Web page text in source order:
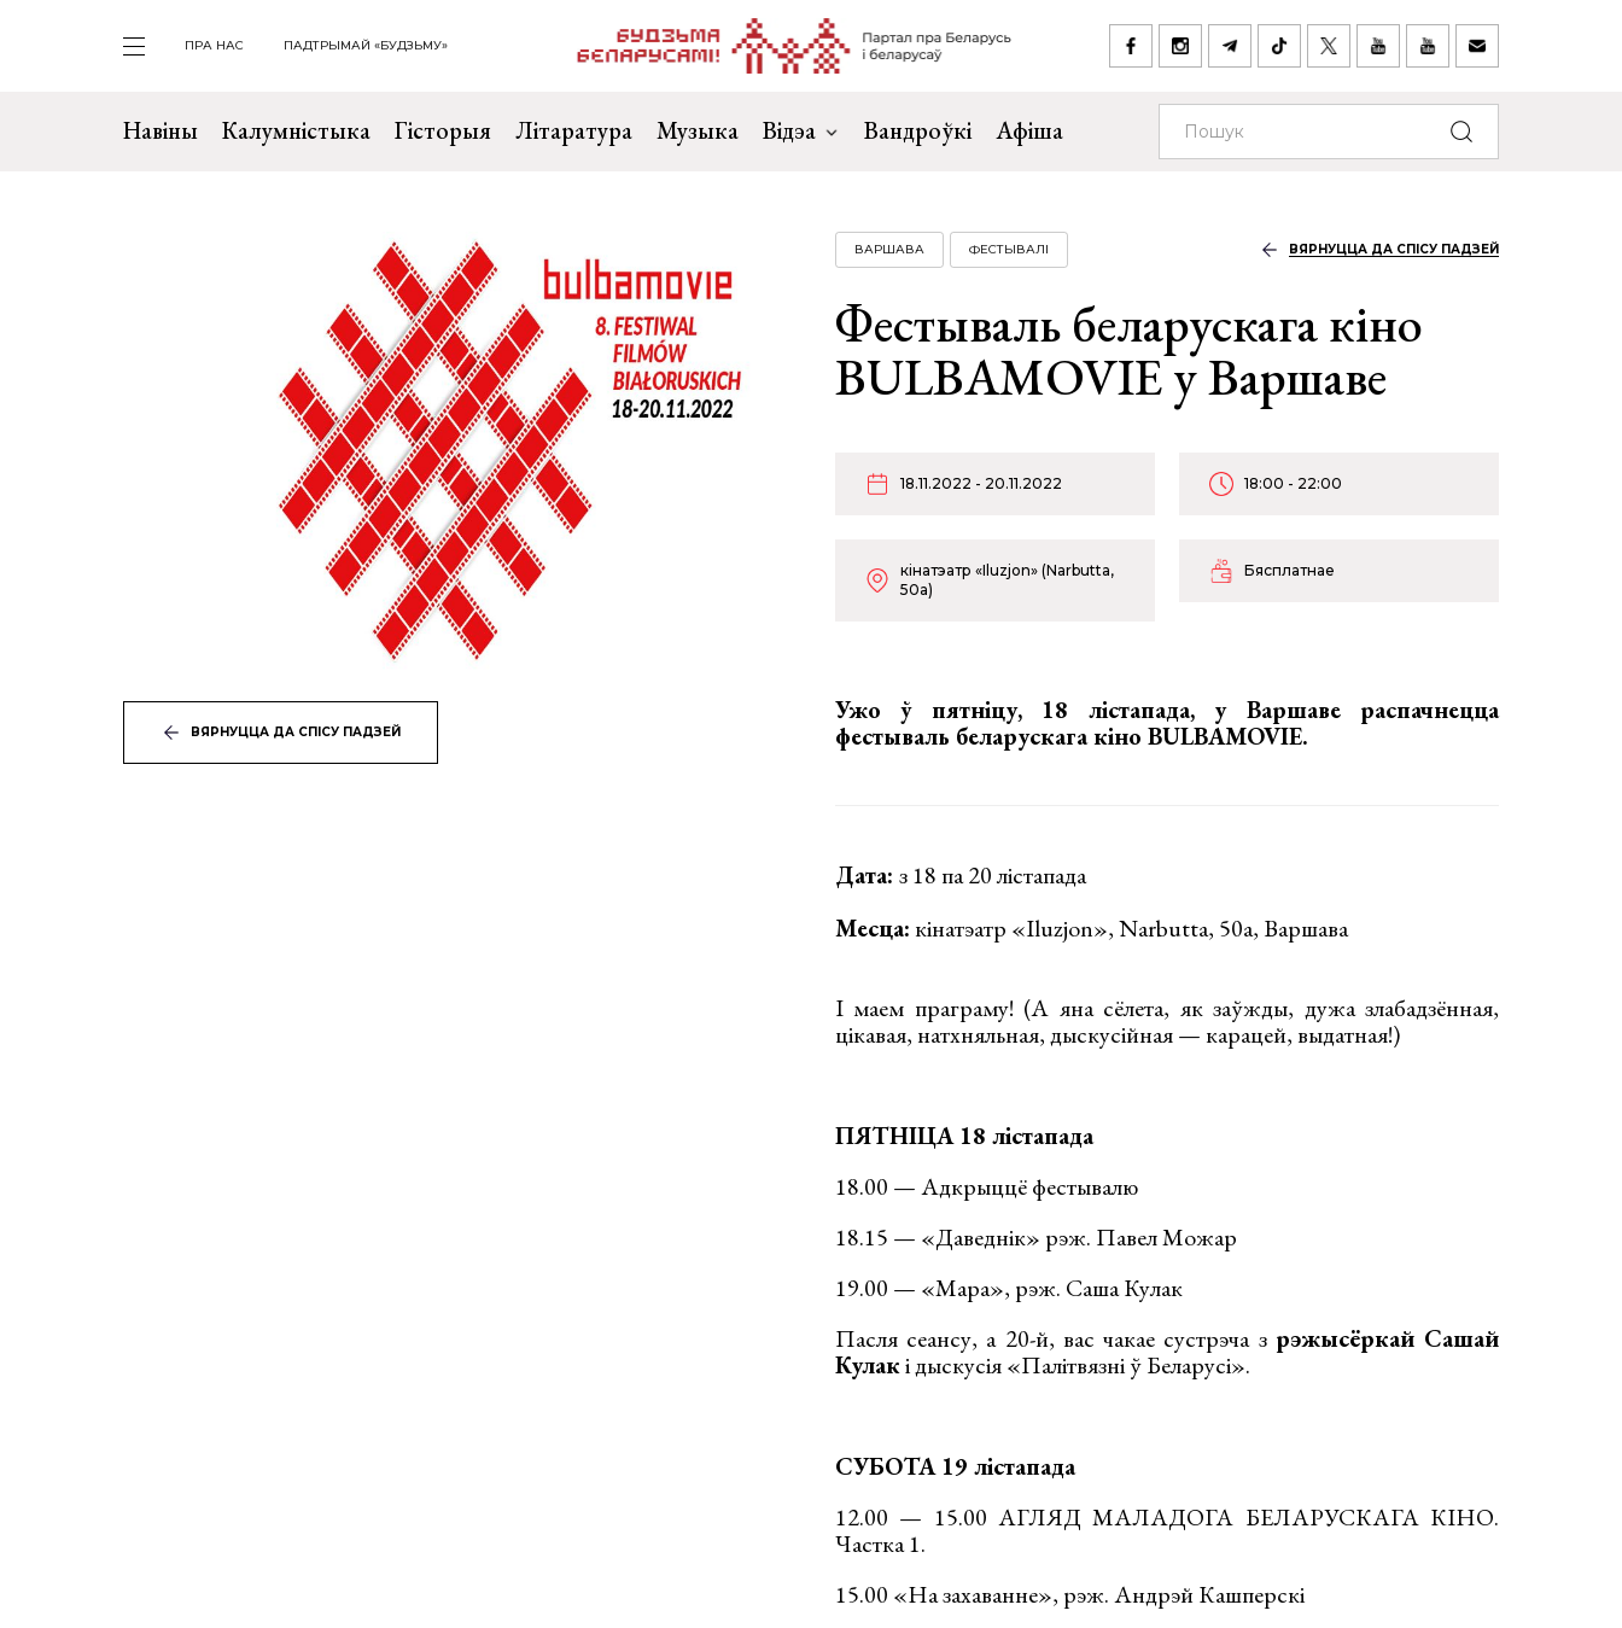
ПРА НАС ПАДТРЫМАЙ «БУДЗЬМУ»
Навіны Калумністыка Гісторыя Літаратура Музыка Відэа Вандроўкі Афіша
ВЯРНУЦЦА ДА СПІСУ ПАДЗЕЙ
ВАРШАВА ФЕСТЫВАЛІ ВЯРНУЦЦА ДА СПІСУ ПАДЗЕЙ
Фестываль беларускага кіно
BULBAMOVIE у Варшаве
18.11.2022 - 20.11.2022 18:00 - 22:00
кінатэатр «Iluzjon» (Narbutta,
50a)
Бясплатнае
Ужо ў пятніцу, 18 лістапада, у Варшаве распачнецца
фестываль беларускага кіно BULBAMOVIE.
Дата: з 18 па 20 лістапада
Месца:кінатэатр «Iluzjon», Narbutta, 50a, Варшава
І маем праграму! (А яна сёлета, як заўжды, дужа злабадзённая,
цікавая, натхняльная, дыскусійная — карацей, выдатная!)
ПЯТНІЦА 18 лістапада
18.00 — Адкрыццё фестывалю
18.15 — «Даведнік» рэж. Павел Можар
19.00 — «Мара», рэж. Саша Кулак
Пасля сеансу, а 20-й, вас чакае сустрэча з рэжысёркай Сашай
Кулакі дыскусія «Палітвязні ў Беларусі».
СУБОТА 19 лістапада
12.00 — 15.00 АГЛЯД МАЛАДОГА БЕЛАРУСКАГА КІНО.
Частка 1.
15.00 «На захаванне», рэж. Андрэй Кашперскі